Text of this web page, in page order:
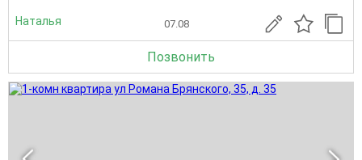
Наталья 07.08
Позвонить